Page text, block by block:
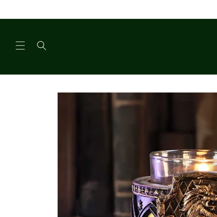
content
productinformatie